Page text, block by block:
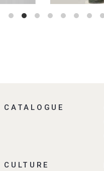
CATALOGUE
CULTURE